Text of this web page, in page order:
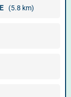
(5.8 km)